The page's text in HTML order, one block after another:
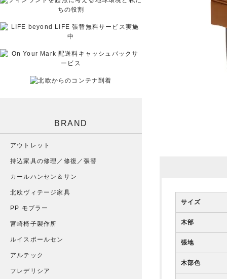
サイズ
木部
張地
木部色
BRAND
アウトレット
持込家具の修理／修復／張替
カールハンセン＆サン
北欧ヴィテージ家具
PP モブラー
宮崎椅子製作所
ルイスポールセン
アルテック
フレデリシア